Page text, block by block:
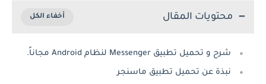
محتويات المقال
شرح و تحميل تطبيق Messenger لنظام Android مجاناً.
نبذة عن تحميل تطبيق ماسنجر